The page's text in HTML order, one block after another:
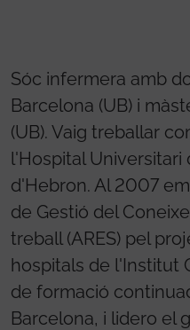
Sóc infermera amb
Barcelona (UB) i
(UB). Vaig treballar
l'Hospital Universitari
d'Hebron. Al 2007
de Gestió del
treball (ARES) pel
hospitals de l'Institut
de formació
Barcelona, i lidero el